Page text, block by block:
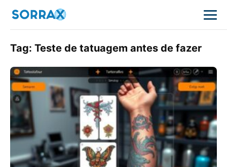
Tag: Teste de tatuagem antes de fazer